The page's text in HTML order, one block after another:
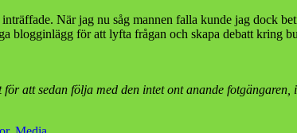
När jag nu såg mannen falla kunde jag dock
blogginlägg för att lyfta frågan och skapa debatt kring
att sedan följa med den intet ont anande